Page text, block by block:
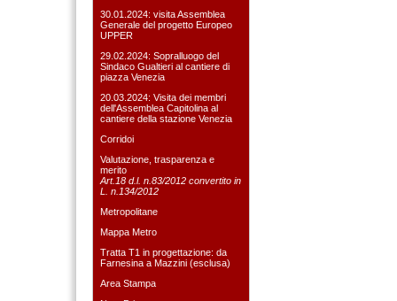
30.01.2024: visita Assemblea
Generale del progetto Europeo
UPPER
29.02.2024: Sopralluogo del
Sindaco Gualtieri al cantiere di
piazza Venezia
20.03.2024: Visita dei membri
dell'Assemblea Capitolina al
cantiere della stazione Venezia
Corridoi
Valutazione, trasparenza e
merito
Art.18 d.l. n.83/2012 convertito in
L. n.134/2012
Metropolitane
Mappa Metro
Tratta T1 in progettazione: da
Farnesina a Mazzini (esclusa)
Area Stampa